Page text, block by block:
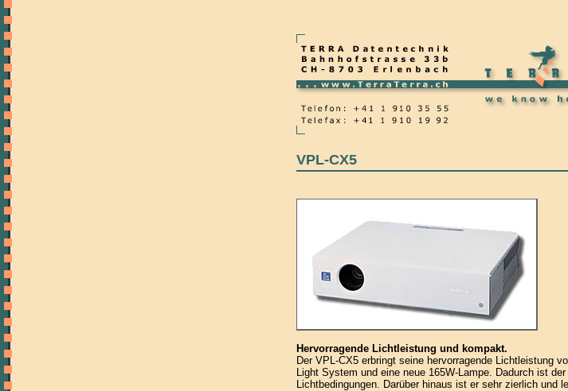
VPL-CX5
Hervorragende Lichtleistung und kompakt.
Der VPL-CX5 erbringt seine hervorragende Lichtleistung
Light System und eine neue 165W-Lampe. Dadurch ist
Lichtbedingungen. Darüber hinaus ist er sehr zierlich und